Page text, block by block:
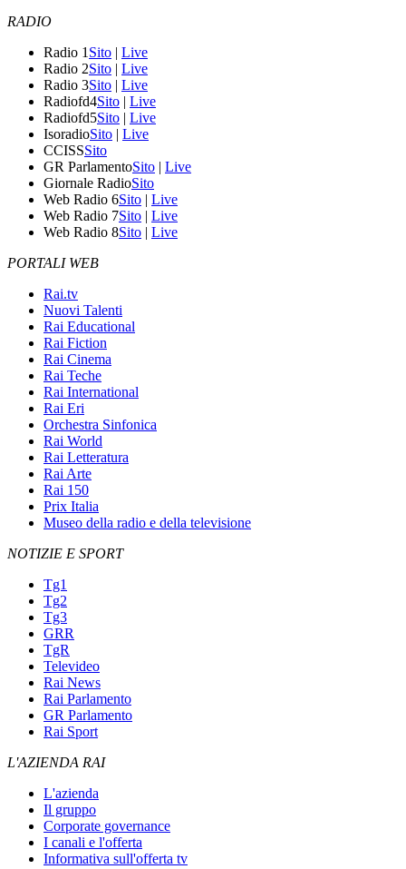
RADIO
Radio 1 Sito | Live
Radio 2Sito | Live
Radio 3Sito | Live
Radiofd4Sito | Live
Radiofd5Sito | Live
IsoradioSito | Live
CCISSSito
GR ParlamentoSito | Live
Giornale RadioSito
Web Radio 6Sito | Live
Web Radio 7Sito | Live
Web Radio 8Sito | Live
PORTALI WEB
Rai.tv
Nuovi Talenti
Rai Educational
Rai Fiction
Rai Cinema
Rai Teche
Rai International
Rai Eri
Orchestra Sinfonica
Rai World
Rai Letteratura
Rai Arte
Rai 150
Prix Italia
Museo della radio e della televisione
NOTIZIE E SPORT
Tg1
Tg2
Tg3
GRR
TgR
Televideo
Rai News
Rai Parlamento
GR Parlamento
Rai Sport
L'AZIENDA RAI
L'azienda
Il gruppo
Corporate governance
I canali e l'offerta
Informativa sull'offerta tv